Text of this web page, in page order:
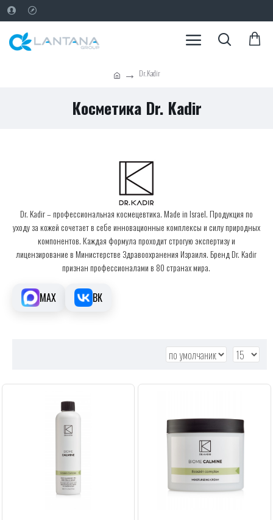
Dr.Kadir
Косметика Dr. Kadir
Dr. Kadir – профессиональная космецевтика. Made in Israel. Продукция по
уходу за кожей сочетает в себе инновационные комплексы и силу природных
компонентов. Каждая формула проходит строгую экспертизу и
лицензирование в Министерстве Здравоохранения Израиля. Бренд Dr. Kadir
признан профессионалами в 80 странах мира.
MAX ВК